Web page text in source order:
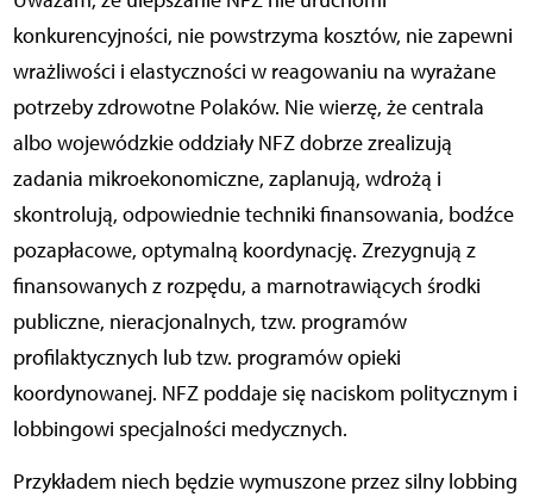
konkurencyjności, nie powstrzyma kosztów, nie zapewni
wrażliwości i elastyczności w reagowaniu na wyrażane
potrzeby zdrowotne Polaków. Nie wierzę, że centrala
albo wojewódzkie oddziały NFZ dobrze zrealizują
zadania mikroekonomiczne, zaplanują, wdrożą i
skontrolują, odpowiednie techniki finansowania, bodźce
pozapłacowe, optymalną koordynację. Zrezygnują z
finansowanych z rozpędu, a marnotrawiących środki
publiczne, nieracjonalnych, tzw. programów
profilaktycznych lub tzw. programów opieki
koordynowanej. NFZ poddaje się naciskom politycznym i
lobbingowi specjalności medycznych.
Przykładem niech będzie wymuszone przez silny lobbing